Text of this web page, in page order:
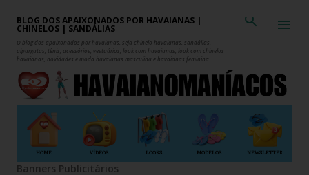
Pular para o conteúdo principal
BLOG DOS APAIXONADOS POR HAVAIANAS |
CHINELOS | SANDÁLIAS
O blog dos apaixonados por havaianas, seja chinelo havaianas, sandálias,
alpargatas, tênis, acessórios, vestuários, look com havaianas, look com chinelos
havaianas, novidades e moda havaianas masculina e havaianas feminina.
HOME VÍDEOS LOOKS MODELOS NEWSLETTER
Banners Publicitários